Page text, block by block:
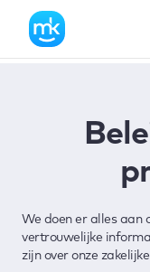
We doen er alles aan
vertrouwelijke
zijn over onze